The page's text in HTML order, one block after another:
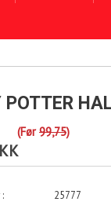
POTTER
(Før99,75)
25777